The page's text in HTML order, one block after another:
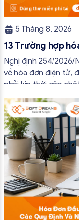
5 Tháng 8, 2026
13 Trường hợp
đủ nội dung từ
Nghị định 254/2026/
về hóa đơn điện tử,
phải kịp thời cập
bài viết này, hóa đơn
trường hợp hóa đơn